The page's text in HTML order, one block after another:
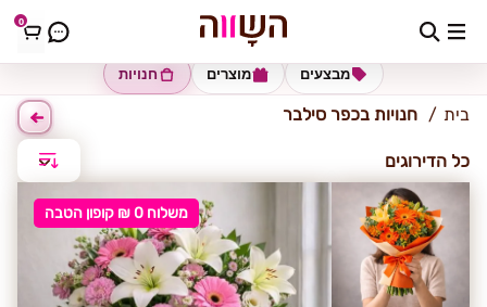
0 כפר סילבר
חנויות מוצרים מבצעים
בית חנויות בכפר סילבר
כל הדירוגים
משלוח 0 ₪ קופון הטבה